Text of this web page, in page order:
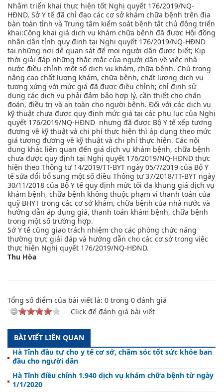
Nhằm triển khai thực hiện tốt Nghị quyết 176/2019/NQ-
HĐND, Sở Y tế đã chỉ đạo các cơ sở khám chữa bệnh trên địa
bàn toàn tỉnh và Trung tâm kiểm soát bệnh tật chủ động triển
khai:Công khai giá dịch vụ khám chữa bệnh đã được Hội đồng
nhân dân tỉnh quy định tại Nghị quyết 176/2019/NQ-HĐND
tại những nơi dễ quan sát để mọi người dân được biết; Kịp
thời giải đáp những thắc mắc của người dân về việc nhà
nước điều chỉnh một số dịch vụ khám, chữa bệnh. Chú trọng
nâng cao chất lượng khám, chữa bệnh, chất lượng dịch vụ
tương xứng với mức giá đã được điều chỉnh; chỉ định sử
dụng các dịch vụ phải đảm bảo hợp lý, cần thiết cho chẩn
đoán, điều trị và an toàn cho người bệnh. Đối với các dịch vụ
kỹ thuật chưa được quy định mức giá tại các phụ lục của Nghị
quyết 176/2019/NQ-HĐND nhưng đã được Bộ Y tế xếp tương
đương về kỹ thuật và chi phí thực hiện thì áp dụng theo mức
giá tương đương về kỹ thuật và chi phí thực hiện. Các nội
dung khác liên quan đến giá dịch vụ khám bệnh, chữa bệnh
chưa được quy định tại Nghị quyết 176/2019/NQ-HĐND thực
hiện theo Thông tư 14/2019/TT-BYT ngày 05/7/2019 của Bộ Y
tế sửa đổi bổ sung một số điều Thông tư 37/2018/TT-BYT ngày
30/11/2018 của Bộ Y tế quy định mức tối đa khung giá dịch vụ
khám bệnh, chữa bệnh không thuộc phạm vi thanh toán của
quỹ BHYT trong các cơ sở khám, chữa bệnh của nhà nước và
hướng dẫn áp dụng giá, thanh toán khám bệnh, chữa bệnh
trong một số trường hợp.
Sở Y tế cũng giao trách nhiệm cho các phòng chức năng
thường trực giải đáp và hướng dẫn cho các cơ sở trong việc
thực hiện Nghị quyết 176/2019/NQ-HĐND.
Thu Hòa
Tổng số điểm của bài viết là: 0 trong 0 đánh giá
Click để đánh giá bài viết
BÀI VIẾT LIÊN QUAN
Hà Tĩnh đầu tư cho y tế cơ sở, chăm sóc tốt sức khỏe ban
đầu cho người dân
Hà Tĩnh điều chỉnh 1.940 dịch vụ khám chữa bệnh từ ngày
1/1/2020